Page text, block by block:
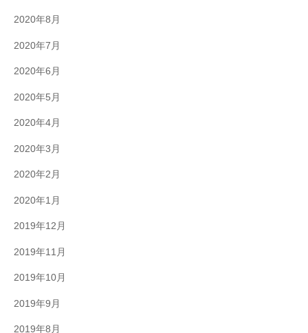
2020年8月
2020年7月
2020年6月
2020年5月
2020年4月
2020年3月
2020年2月
2020年1月
2019年12月
2019年11月
2019年10月
2019年9月
2019年8月